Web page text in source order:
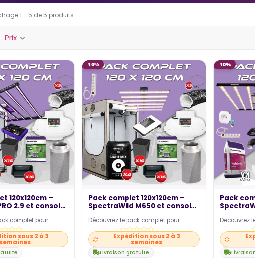
1 - 5 de 5 produits
Prix
120x120cm –
2.9 et console
complet pour
en intérieur ! Ce
un…sous 2 à 3
semaines
-10%
Pack complet 120x120cm –
SpectraWild M650 et console
Découvrez le pack complet pour
cultiver sereinement en intérieur ! Ce
pack comprend un…
Expédition sous 2 à 3
semaines
Livraison gratuite
-10%
Pack
Découvrez
cultiver
pack
de lampe LED
surface
GrowLED pour...
Publié dans: Actualités
Marre de l'anxiété quand tu
t'absentes de ta culture ? La
Caméra de Culture WiFi
VIVOSUN Grow Cam 6mm 2K
QHD te...
Lire la suite